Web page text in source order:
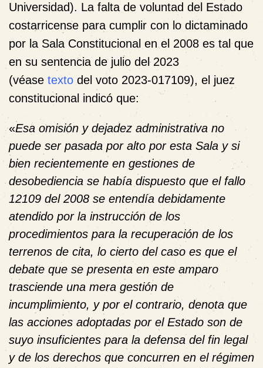
Universidad). La falta de voluntad del Estado
costarricense para cumplir con lo dictaminado
por la Sala Constitucional en el 2008 es tal que
en su sentencia de julio del 2023
(véase texto del voto 2023-017109), el juez
constitucional indicó que:
«Esa omisión y dejadez administrativa no
puede ser pasada por alto por esta Sala y si
bien recientemente en gestiones de
desobediencia se había dispuesto que el fallo
12109 del 2008 se entendía debidamente
atendido por la instrucción de los
procedimientos para la recuperación de los
terrenos de cita, lo cierto del caso es que el
debate que se presenta en este amparo
trasciende una mera gestión de
incumplimiento, y por el contrario, denota que
las acciones adoptadas por el Estado son de
suyo insuficientes para la defensa del fin legal
y de los derechos que concurren en el régimen